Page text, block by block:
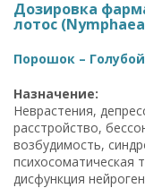
Дозировка
лотос
Порошок –
Назначение:
Неврастения,
расстройство,
возбудимость,
психосоматическая
дисфункция